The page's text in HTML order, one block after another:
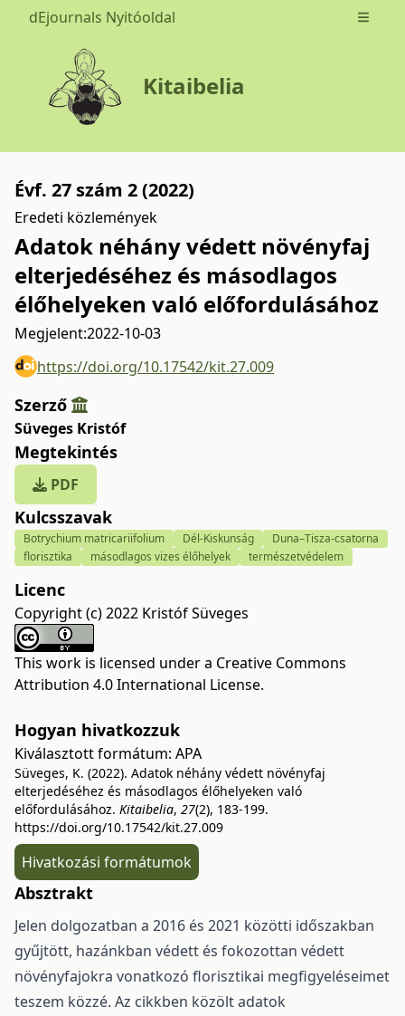
dEjournals Nyitóoldal Open
Kitaibelia
Évf. 27 szám 2 (2022)
Eredeti közlemények
Adatok néhány védett növényfaj
elterjedéséhez és másodlagos
élőhelyeken való előfordulásához
Megjelent:2022-10-03
https://doi.org/10.17542/kit.27.009
Szerző
Süveges Kristóf
Megtekintés
PDF
Kulcsszavak
Botrychium matricariifolium Dél-Kiskunság
Duna–Tisza-csatorna
florisztika
másodlagos vizes élőhelyek természetvédelem
Licenc
Copyright (c) 2022 Kristóf Süveges
This work is licensed under a Creative Commons
Attribution 4.0 International License.
Hogyan hivatkozzuk
Kiválasztott formátum: APA
Süveges, K. (2022). Adatok néhány védett növényfaj
elterjedéséhez és másodlagos élőhelyeken való
előfordulásához. Kitaibelia, 27(2), 183-199.
https://doi.org/10.17542/kit.27.009
Hivatkozási formátumok
Absztrakt
Jelen dolgozatban a 2016 és 2021 közötti időszakban
gyűjtött, hazánkban védett és fo­kozottan védett
növényfajokra vonatkozó florisztikai megfigyeléseimet
teszem közzé. Az cikkben köz­ölt adatok